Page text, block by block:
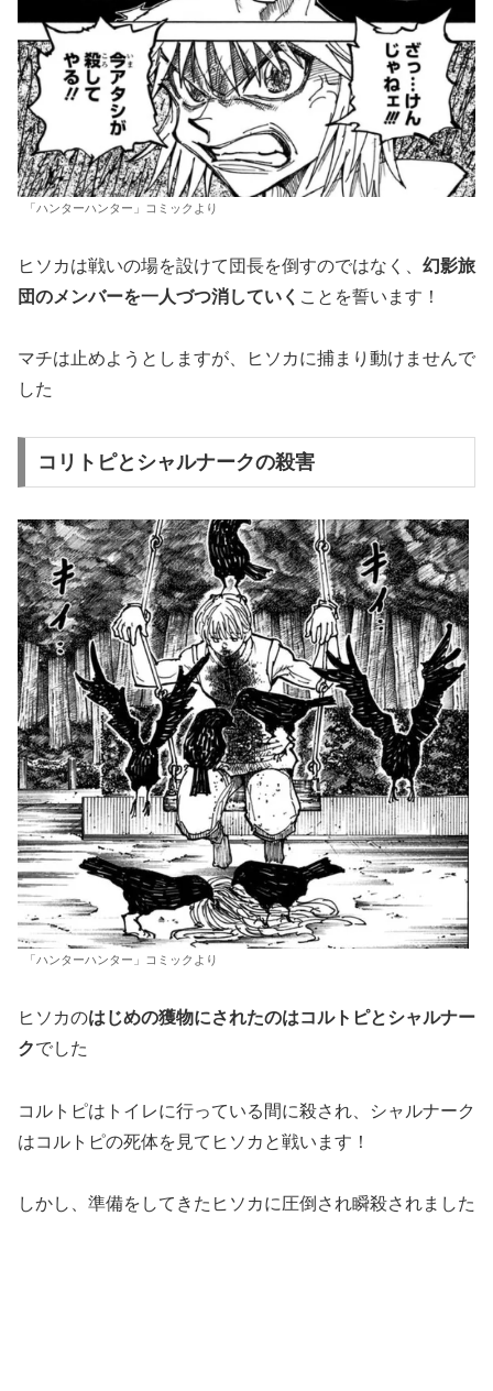
「ハンターハンター」コミックより
ヒソカは戦いの場を設けて団長を倒すのではなく、 幻影旅
団のメンバーを一人づつ消していく ことを誓います！
マチは止めようとしますが、ヒソカに捕まり動けませんで
した
コリトピとシャルナークの殺害
「ハンターハンター」コミックより
ヒソカのはじめの獲物にされたのはコルトピとシャルナー
クでした
コルトピはトイレに行っている間に殺され、シャルナーク
はコルトピの死体を見てヒソカと戦います！
しかし、準備をしてきたヒソカに圧倒され瞬殺されました